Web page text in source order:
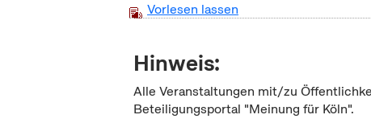
Vorlesen lassen
Hinweis:
Alle Veranstaltungen mit/zu
Beteiligungsportal "Meinung für Köln".